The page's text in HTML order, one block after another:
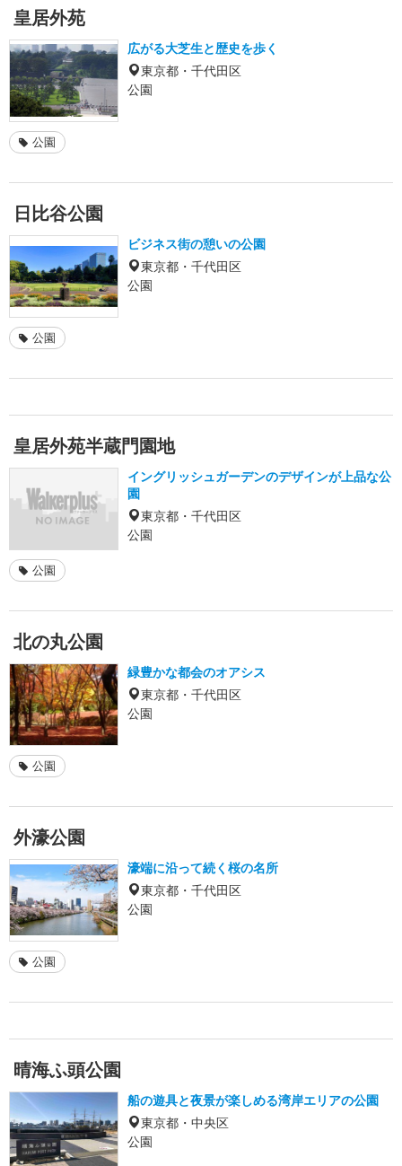
皇居外苑
広がる大芝生と歴史を歩く
東京都・千代田区
公園
公園
日比谷公園
ビジネス街の憩いの公園
東京都・千代田区
公園
公園
皇居外苑半蔵門園地
イングリッシュガーデンのデザインが上品な公
園
東京都・千代田区
公園
公園
北の丸公園
緑豊かな都会のオアシス
東京都・千代田区
公園
公園
外濠公園
濠端に沿って続く桜の名所
東京都・千代田区
公園
公園
晴海ふ頭公園
船の遊具と夜景が楽しめる湾岸エリアの公園
東京都・中央区
公園